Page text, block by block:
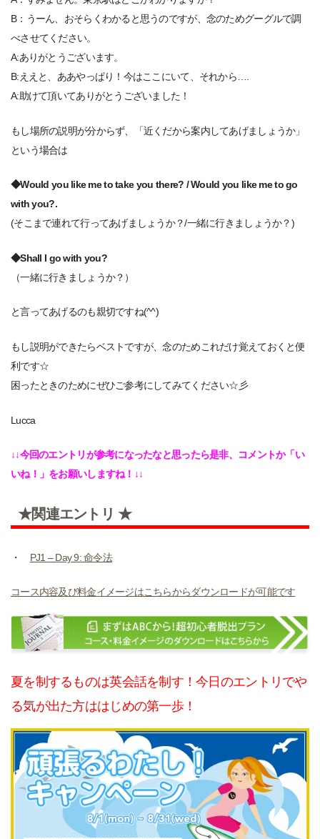
B：うーん、おそらくわかると思うのですが、念のためグーグルで調
べさせてください。
A:ありがとうございます。
B:ええと、ああやっぱり！今はここにいて、それから….
A:助けて頂いてありがとうございました！
もし場所の説明が分からず、「近くだから案内してあげましょうか」
という場合は
◆Would you like me to take you there? / Would you like me to go
with you?.
(そこまで連れて行ってあげましょうか？/一緒に行きましょうか？)
◆Shall I go with you?
（一緒に行きましょうか？）
と言ってあげるのも親切ですね(^^)
もし説明ができたらベストですが、念のためこれだけ覚えておくと便
利です☆
困ったときのためにぜひご参考にしてみてください☆彡
Lucca
↓↓今回のエントリが参考になったなと思ったら是非、コメントか「い
いね！」をお願いしますね！↓↓
★関連エントリ ★
・ PJ1 – Day 9: 命令法
コース内容及び料金イメージはこちらからダウンロードが可能です
夏を制するものは英会話を制す！今日のエントリでや
る気が出た方ははじめの第一歩！